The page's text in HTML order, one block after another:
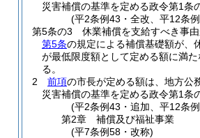
災害補償の基準を定める政令第1条
(平2条例43・全改、平12条
第5条の3
休業補償を支給すべき事
第5条の規定による補償基礎額が、
が最低限度額として定める額に満
る。
2
前項の市長が定める額は、地方公
災害補償の基準を定める政令第1条
(平2条例43・追加、平12条
第2章
補償及び福祉事業
(平7条例58・改称)